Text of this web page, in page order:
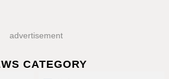
advertisement
CATEGORY